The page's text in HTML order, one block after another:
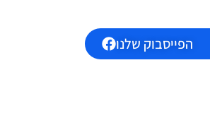
הפייסבוק שלנו